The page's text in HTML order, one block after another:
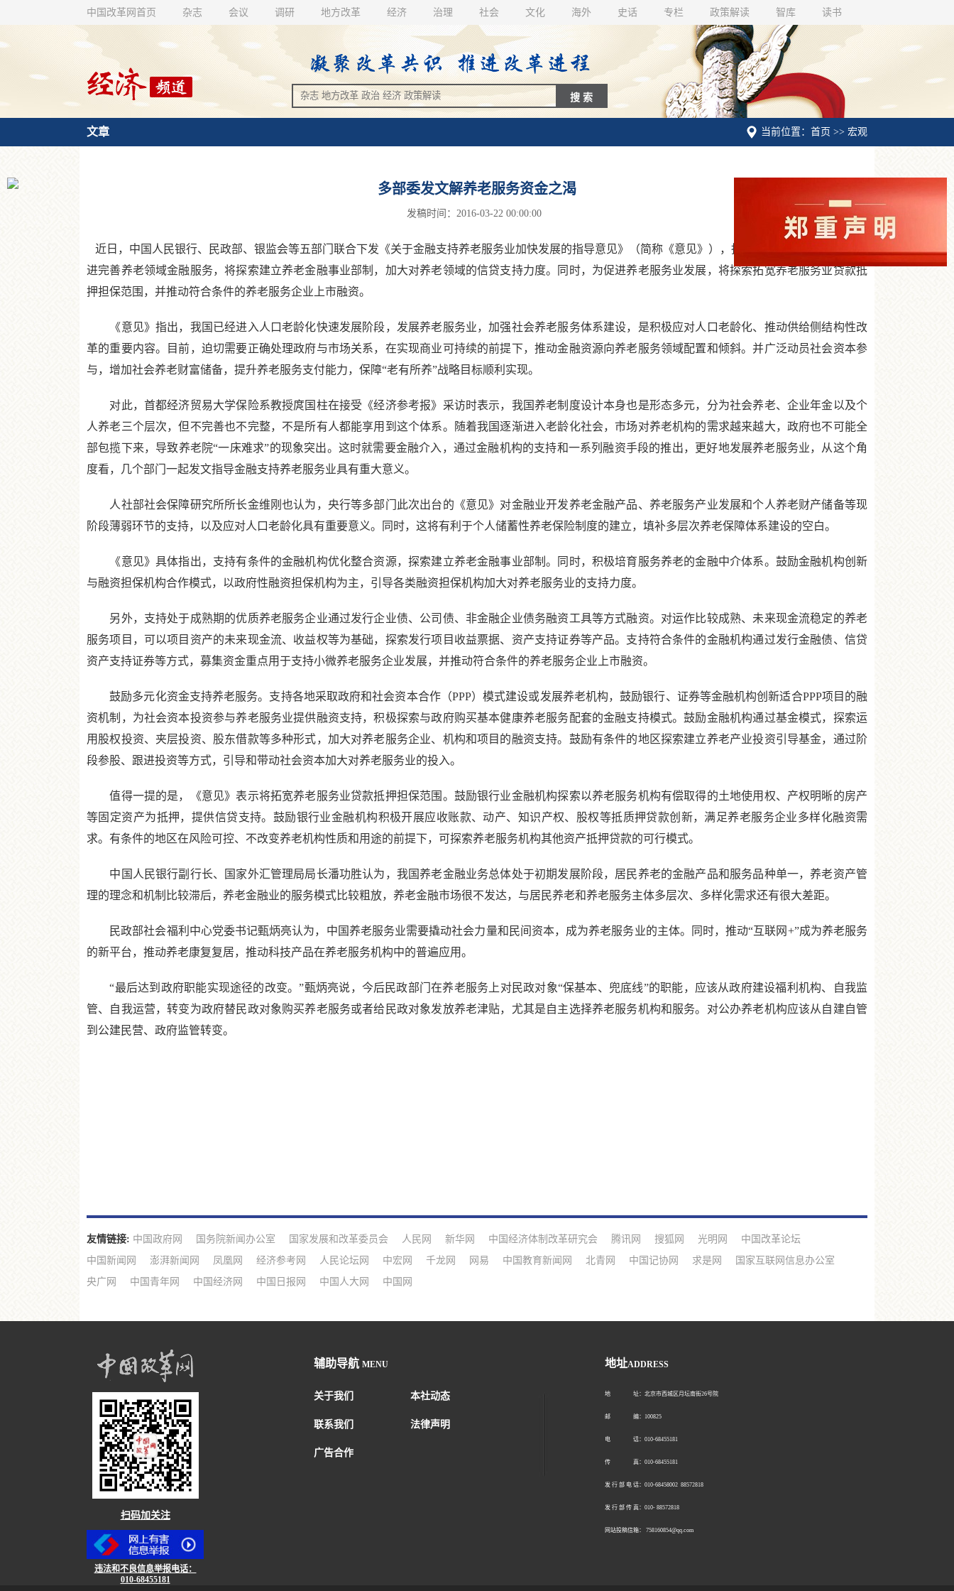
中国改革网首页 杂志 会议 调研 地方改革 经济 治理 社会 文化 海外 史话 专栏 政策解读 智库 读书
当前位置：首页 >> 宏观
文章
多部委发文解养老服务资金之渴
发稿时间：2016-03-22 00:00:00
近日，中国人民银行、民政部、银监会等五部门联合下发《关于金融支持养老服务业加快发展的指导意见》（简称《意见》），指出为应对人口老龄化，改
进完善养老领域金融服务，将探索建立养老金融事业部制，加大对养老领域的信贷支持力度。同时，为促进养老服务业发展，将探索拓宽养老服务业贷款抵
押担保范围，并推动符合条件的养老服务企业上市融资。
《意见》指出，我国已经进入人口老龄化快速发展阶段，发展养老服务业，加强社会养老服务体系建设，是积极应对人口老龄化、推动供给侧结构性改
革的重要内容。目前，迫切需要正确处理政府与市场关系，在实现商业可持续的前提下，推动金融资源向养老服务领域配置和倾斜。并广泛动员社会资本参
与，增加社会养老财富储备，提升养老服务支付能力，保障“老有所养”战略目标顺利实现。
对此，首都经济贸易大学保险系教授庹国柱在接受《经济参考报》采访时表示，我国养老制度设计本身也是形态多元，分为社会养老、企业年金以及个
人养老三个层次，但不完善也不完整，不是所有人都能享用到这个体系。随着我国逐渐进入老龄化社会，市场对养老机构的需求越来越大，政府也不可能全
部包揽下来，导致养老院“一床难求”的现象突出。这时就需要金融介入，通过金融机构的支持和一系列融资手段的推出，更好地发展养老服务业，从这个角
度看，几个部门一起发文指导金融支持养老服务业具有重大意义。
人社部社会保障研究所所长金维刚也认为，央行等多部门此次出台的《意见》对金融业开发养老金融产品、养老服务产业发展和个人养老财产储备等现
阶段薄弱环节的支持，以及应对人口老龄化具有重要意义。同时，这将有利于个人储蓄性养老保险制度的建立，填补多层次养老保障体系建设的空白。
《意见》具体指出，支持有条件的金融机构优化整合资源，探索建立养老金融事业部制。同时，积极培育服务养老的金融中介体系。鼓励金融机构创新
与融资担保机构合作模式，以政府性融资担保机构为主，引导各类融资担保机构加大对养老服务业的支持力度。
另外，支持处于成熟期的优质养老服务企业通过发行企业债、公司债、非金融企业债务融资工具等方式融资。对运作比较成熟、未来现金流稳定的养老
服务项目，可以项目资产的未来现金流、收益权等为基础，探索发行项目收益票据、资产支持证券等产品。支持符合条件的金融机构通过发行金融债、信贷
资产支持证券等方式，募集资金重点用于支持小微养老服务企业发展，并推动符合条件的养老服务企业上市融资。
鼓励多元化资金支持养老服务。支持各地采取政府和社会资本合作（PPP）模式建设或发展养老机构，鼓励银行、证券等金融机构创新适合PPP项目的融
资机制，为社会资本投资参与养老服务业提供融资支持，积极探索与政府购买基本健康养老服务配套的金融支持模式。鼓励金融机构通过基金模式，探索运
用股权投资、夹层投资、股东借款等多种形式，加大对养老服务企业、机构和项目的融资支持。鼓励有条件的地区探索建立养老产业投资引导基金，通过阶
段参股、跟进投资等方式，引导和带动社会资本加大对养老服务业的投入。
值得一提的是，《意见》表示将拓宽养老服务业贷款抵押担保范围。鼓励银行业金融机构探索以养老服务机构有偿取得的土地使用权、产权明晰的房产
等固定资产为抵押，提供信贷支持。鼓励银行业金融机构积极开展应收账款、动产、知识产权、股权等抵质押贷款创新，满足养老服务企业多样化融资需
求。有条件的地区在风险可控、不改变养老机构性质和用途的前提下，可探索养老服务机构其他资产抵押贷款的可行模式。
中国人民银行副行长、国家外汇管理局局长潘功胜认为，我国养老金融业务总体处于初期发展阶段，居民养老的金融产品和服务品种单一，养老资产管
理的理念和机制比较滞后，养老金融业的服务模式比较粗放，养老金融市场很不发达，与居民养老和养老服务主体多层次、多样化需求还有很大差距。
民政部社会福利中心党委书记甄炳亮认为，中国养老服务业需要撬动社会力量和民间资本，成为养老服务业的主体。同时，推动“互联网+”成为养老服务
的新平台，推动养老康复复居，推动科技产品在养老服务机构中的普遍应用。
“最后达到政府职能实现途径的改变。”甄炳亮说，今后民政部门在养老服务上对民政对象“保基本、兜底线”的职能，应该从政府建设福利机构、自我监
管、自我运营，转变为政府替民政对象购买养老服务或者给民政对象发放养老津贴，尤其是自主选择养老服务机构和服务。对公办养老机构应该从自建自管
到公建民营、政府监管转变。
友情链接: 中国政府网 国务院新闻办公室 国家发展和改革委员会 人民网 新华网 中国经济体制改革研究会 腾讯网 搜狐网 光明网
中国改革论坛
中国新闻网
澎湃新闻网 凤凰网 经济参考网 人民论坛网 中宏网 千龙网 网易 中国教育新闻网 北青网 中国记协网 求是网
国家互联网信息办公室
央广网
中国青年网 中国经济网 中国日报网 中国人大网 中国网
扫码加关注
违法和不良信息举报电话：
010-68455181
辅助导航 MENU
关于我们 本社动态
联系我们 法律声明
广告合作
地址ADDRESS
地 址：北京市西城区月坛南街26号院
邮 编：100825
电 话：010-68455181
传 真：010-68455181
发 行 部 电 话：010-68458002 88572818
发 行 部 传 真：010- 88572818
网站投稿信箱： 758160854@qq.com